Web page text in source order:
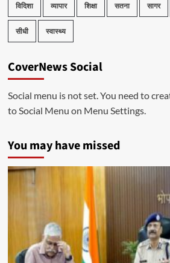
विदिशा व्यापार शिक्षा सतना सागर
सीधी स्वास्थ्य
CoverNews Social
Social menu is not set. You need to
to Social Menu on Menu Settings.
You may have missed